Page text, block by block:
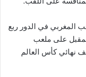
المغربي في الدور ربع
على ملعب
نهائي كأس العالم